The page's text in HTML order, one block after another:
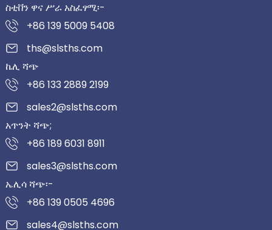
ስቲቨን ዋና ሥራ አስፈፃሚ፡-
+86 139 5009 5408
ths@slsths.com
ኬሊ ሻጭ
+86 133 2889 2199
sales2@slsths.com
አጥንት ሻጭ;
+86 189 6031 8911
sales3@slsths.com
ኤሊሳ ሻጭ፡-
+86 139 0505 4696
sales4@slsths.com